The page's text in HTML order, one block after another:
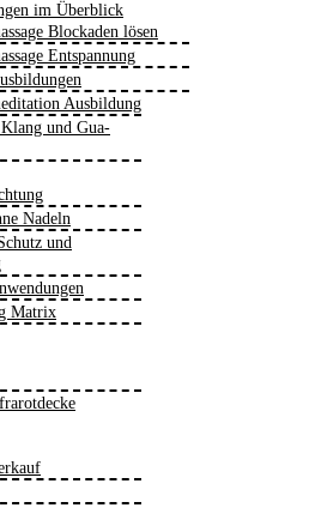
im Überblick
Blockaden lösen
Entspannung
Ausbildung
und Gua-
Nadeln
und
Matrix